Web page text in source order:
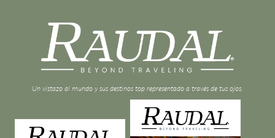
Un vistazo al mundo y sus destinos top representado a través de tus ojos.